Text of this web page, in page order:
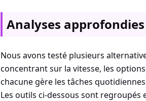
Analyses
Nous avons testé plusieurs
concentrant sur la vitesse, les
chacune gère les tâches
Les outils ci-dessous sont